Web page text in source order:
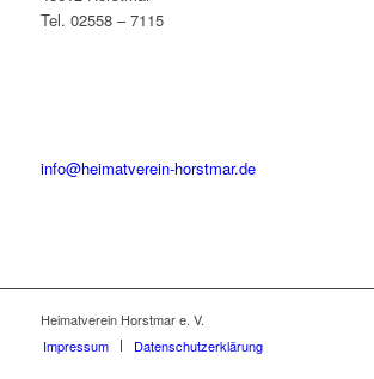
Tel. 02558 – 7115
info@heimatverein-horstmar.de
Heimatverein Horstmar e. V.
Impressum
Datenschutzerklärung